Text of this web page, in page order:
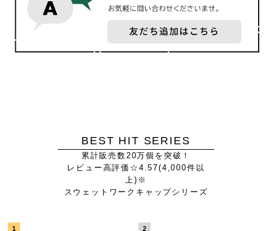
BEST HIT SERIES
累計販売数20万個を突破！
レビュー高評価☆4.57(4,000件以
上)※
スウェットワークキャップシリーズ